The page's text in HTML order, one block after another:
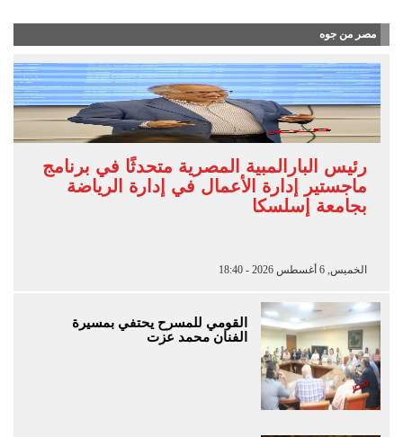
مصر من جوه
رئيس البارالمبية المصرية متحدثًا في برنامج
ماجستير إدارة الأعمال في إدارة الرياضة
بجامعة إسلسكا
الخميس, 6 أغسطس 2026 - 18:40
القومي للمسرح يحتفي بمسيرة
الفنان محمد عزت